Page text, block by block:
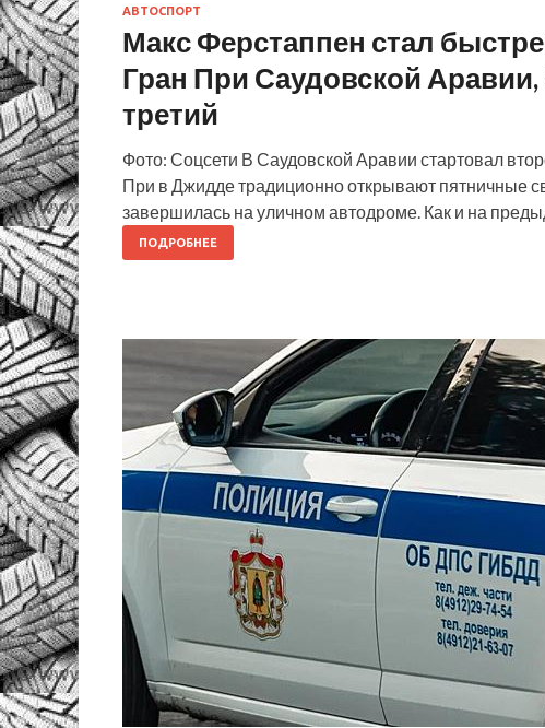
АВТОСПОРТ
Макс Ферстаппен стал
Гран При Саудовской
третий
Фото: Соцсети В Саудовской Аравии стартовал
При в Джидде традиционно открывают пятничные
завершилась на уличном автодроме. Как и на
ПОДРОБНЕЕ